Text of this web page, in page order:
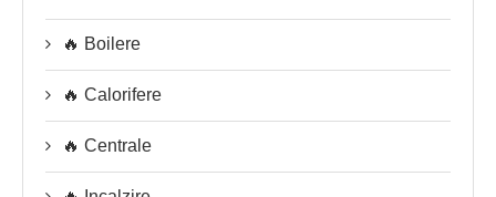
🔥 Boilere
🔥 Calorifere
🔥 Centrale